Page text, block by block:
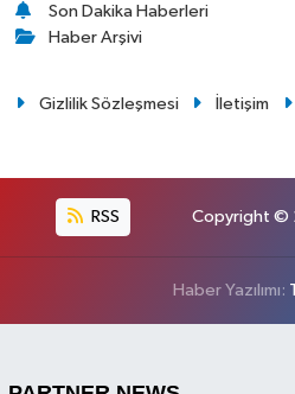
Son Dakika Haberleri
Haber Arşivi
Gizlilik Sözleşmesi İletişim
RSS Copyright ©
Haber Yazılımı: